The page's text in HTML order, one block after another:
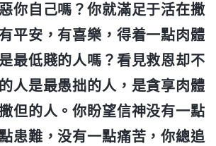
你自己嗎？你就滿足于活在撒
平安，有喜樂，得着一點肉體
最低賤的人嗎？看見救恩却不
人是最愚拙的人，是貪享肉體
但的人。你盼望信神没有一點
患難，没有一點痛苦，你總追